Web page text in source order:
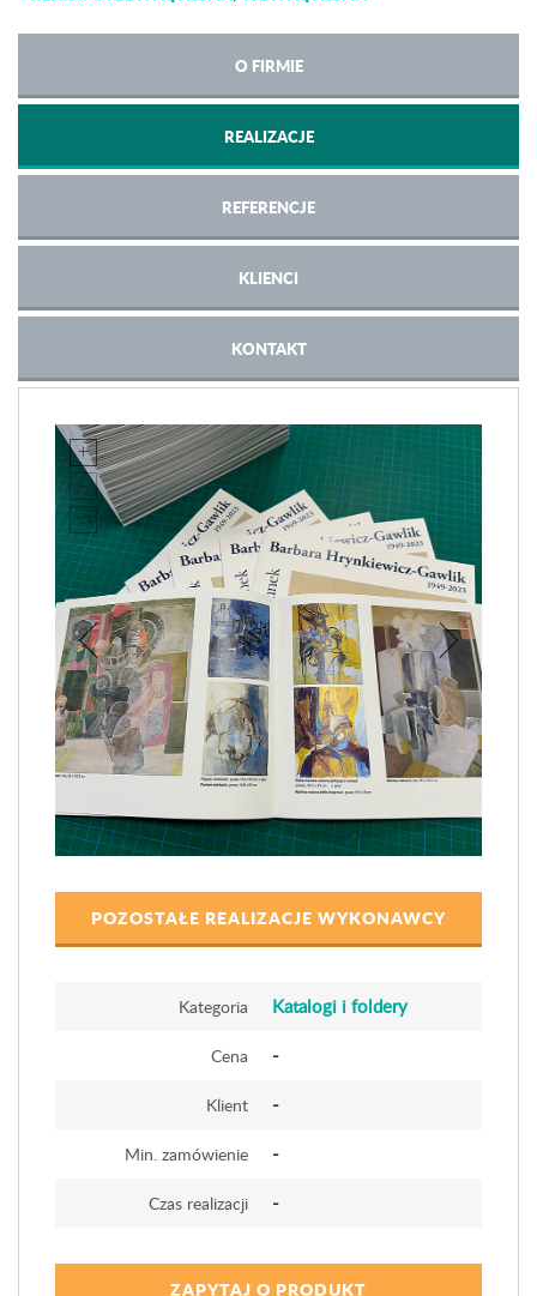
O FIRMIE
REALIZACJE
REFERENCJE
KLIENCI
KONTAKT
POZOSTAŁE REALIZACJE WYKONAWCY
Kategoria Katalogi i foldery
Cena -
Klient -
Min. zamówienie -
Czas realizacji -
ZAPYTAJ O PRODUKT